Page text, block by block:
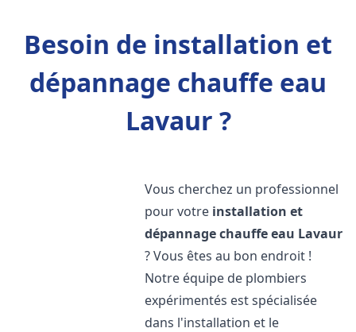
Besoin de installation et
dépannage chauffe eau
Lavaur ?
Vous cherchez un professionnel
pour votre installation et
dépannage chauffe eau Lavaur
? Vous êtes au bon endroit !
Notre équipe de plombiers
expérimentés est spécialisée
dans l'installation et le